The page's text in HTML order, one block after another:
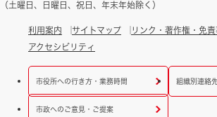
（土曜日、日曜日、祝日、年末年始除く）
利用案内 サイトマップ リンク・著作権・免責
アクセシビリティ
市役所への行き方・業務時間 組織別連絡
市政へのご意見・ご提案